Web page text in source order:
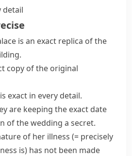
detail
is an exact replica of the
copy of the original
exact in every detail.
are keeping the exact date
of the wedding a secret.
of her illness (= precisely
is) has not been made